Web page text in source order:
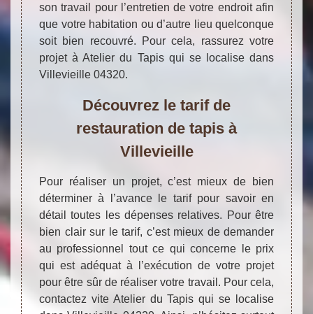
son travail pour l’entretien de votre endroit afin
que votre habitation ou d’autre lieu quelconque
soit bien recouvré. Pour cela, rassurez votre
projet à Atelier du Tapis qui se localise dans
Villevieille 04320.
Découvrez le tarif de
restauration de tapis à
Villevieille
Pour réaliser un projet, c’est mieux de bien
déterminer à l’avance le tarif pour savoir en
détail toutes les dépenses relatives. Pour être
bien clair sur le tarif, c’est mieux de demander
au professionnel tout ce qui concerne le prix
qui est adéquat à l’exécution de votre projet
pour être sûr de réaliser votre travail. Pour cela,
contactez vite Atelier du Tapis qui se localise